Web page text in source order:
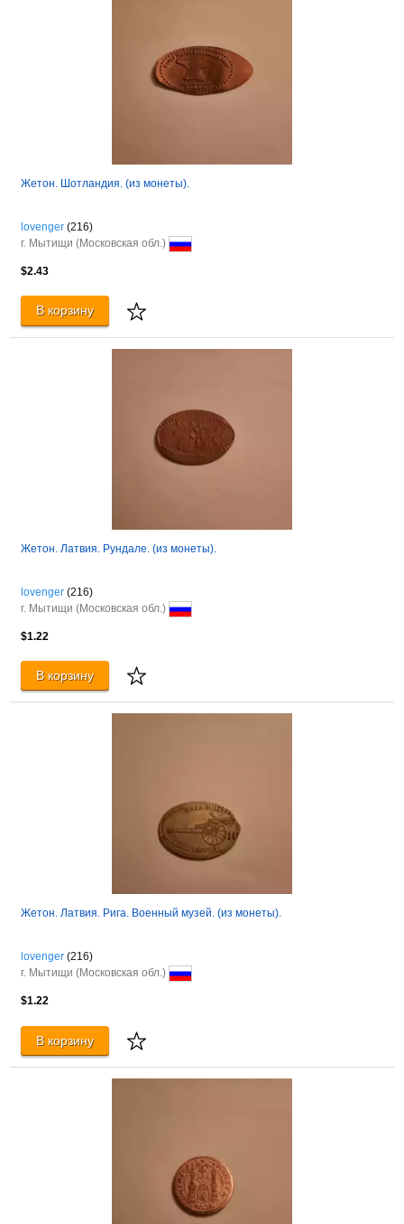
Жетон. Шотландия. (из монеты).
lovenger (216)
г. Мытищи (Московская обл.)
$2.43
В корзину
Жетон. Латвия. Рундале. (из монеты).
lovenger (216)
г. Мытищи (Московская обл.)
$1.22
В корзину
Жетон. Латвия. Рига. Военный музей. (из монеты).
lovenger (216)
г. Мытищи (Московская обл.)
$1.22
В корзину